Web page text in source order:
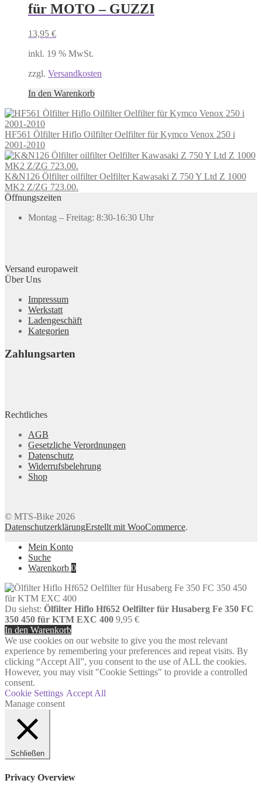
für MOTO – GUZZI
13,95 €
inkl. 19 % MwSt.
zzgl. Versandkosten
In den Warenkorb
HF561 Ölfilter Hiflo Oilfilter Oelfilter für Kymco Venox 250 i
2001-2010
K&N126 Ölfilter oilfilter Oelfilter Kawasaki Z 750 Y Ltd Z 1000
MK2 Z/ZG 723.00.
Öffnungszeiten
Montag – Freitag: 8:30-16:30 Uhr
Versand europaweit
Über Uns
Impressum
Werkstatt
Ladengeschäft
Kategorien
Zahlungsarten
Rechtliches
AGB
Gesetzliche Verordnungen
Datenschutz
Widerrufsbelehrung
Shop
© MTS-Bike 2026
DatenschutzerklärungErstellt mit WooCommerce.
Mein Konto
Suche
Warenkorb 0
Du siehst: Ölfilter Hiflo Hf652 Oelfilter für Husaberg Fe 350 FC
350 450 für KTM EXC 400 9,95 €
In den Warenkorb
We use cookies on our website to give you the most relevant
experience by remembering your preferences and repeat visits. By
clicking “Accept All”, you consent to the use of ALL the cookies.
However, you may visit "Cookie Settings" to provide a controlled
consent.
Cookie Settings Accept All
Manage consent
Schließen
Privacy Overview